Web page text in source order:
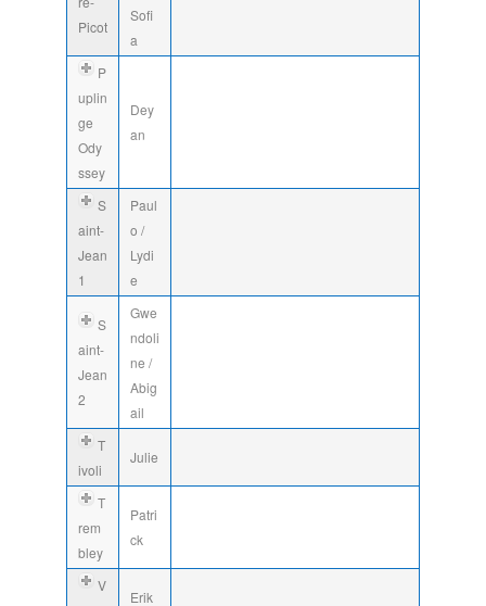
Picot
Sofi
a
P
uplin
ge
Ody
ssey
Dey
an
S
aint-
Jean
1
Paul
o /
Lydi
e
S
aint-
Jean
2
Gwe
ndoli
ne /
Abig
ail
T
ivoli
Julie
T
rem
bley
Patri
ck
V
Erik